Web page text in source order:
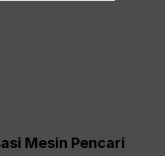
Mesin Pencari